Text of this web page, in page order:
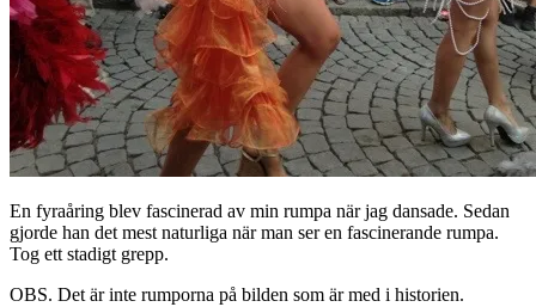
En fyraåring blev fascinerad av min rumpa när jag dansade. Sedan
gjorde han det mest naturliga när man ser en fascinerande rumpa.
Tog ett stadigt grepp.
OBS. Det är inte rumporna på bilden som är med i historien.